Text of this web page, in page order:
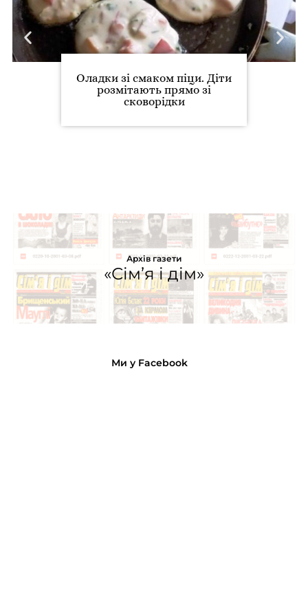
Оладки зі смаком піци. Діти
розмітають прямо зі
сковорідки
Архів газети
«Сім’я і дім»
Ми у Facebook